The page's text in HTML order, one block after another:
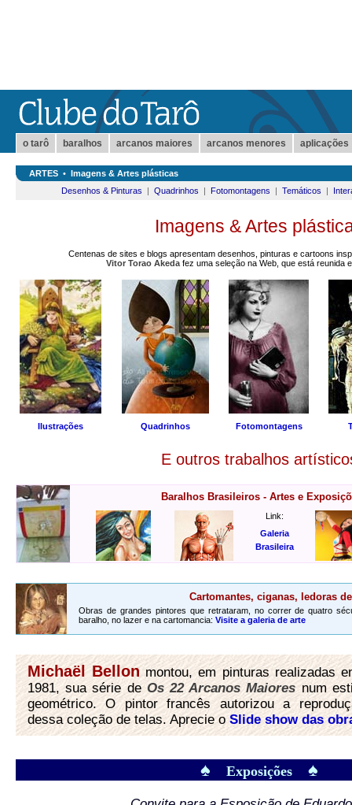
o tarô baralhos arcanos maiores arcanos menores aplicações
ARTES • Imagens & Artes plásticas
Desenhos & Pinturas | Quadrinhos | Fotomontagens | Temáticos |
Imagens & Artes
Centenas de sites e blogs apresentam desenhos, pinturas e cartoons
Vitor Torao Akedafez uma seleção na Web, que está reunida
Ilustrações Quadrinhos Fotomontagens
E outros trabalhos
Baralhos Brasileiros - Artes e
Link:
Galeria
Brasileira
Cartomantes, ciganas, ledoras
Obras de grandes pintores que retrataram, no correr de quatro
baralho, no lazer e na cartomancia: Visite a galeria de arte
Michaël Bellonmontou, em pinturas realizadas
1981, sua série de Os 22 Arcanos Maiores num
geométrico. O pintor francês autorizou a
dessa coleção de telas. Aprecie o Slide show das
♠ Exposições ♠